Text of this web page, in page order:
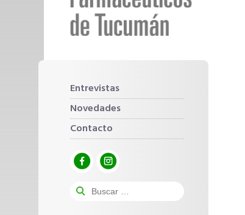
Entrevistas
Novedades
Contacto